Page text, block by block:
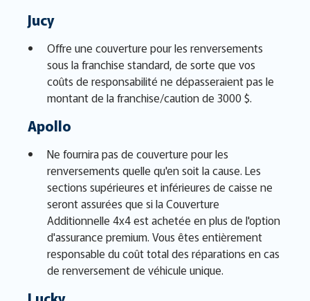
Jucy
Offre une couverture pour les renversements
sous la franchise standard, de sorte que vos
coûts de responsabilité ne dépasseraient pas le
montant de la franchise/caution de 3000 $.
Apollo
Ne fournira pas de couverture pour les
renversements quelle qu'en soit la cause. Les
sections supérieures et inférieures de caisse ne
seront assurées que si la Couverture
Additionnelle 4x4 est achetée en plus de l'option
d'assurance premium. Vous êtes entièrement
responsable du coût total des réparations en cas
de renversement de véhicule unique.